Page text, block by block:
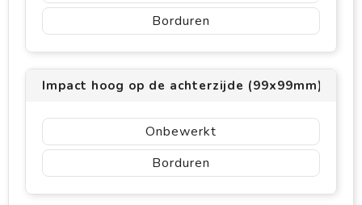
Borduren
Impact hoog op de achterzijde (99x99mm)
Onbewerkt
Borduren